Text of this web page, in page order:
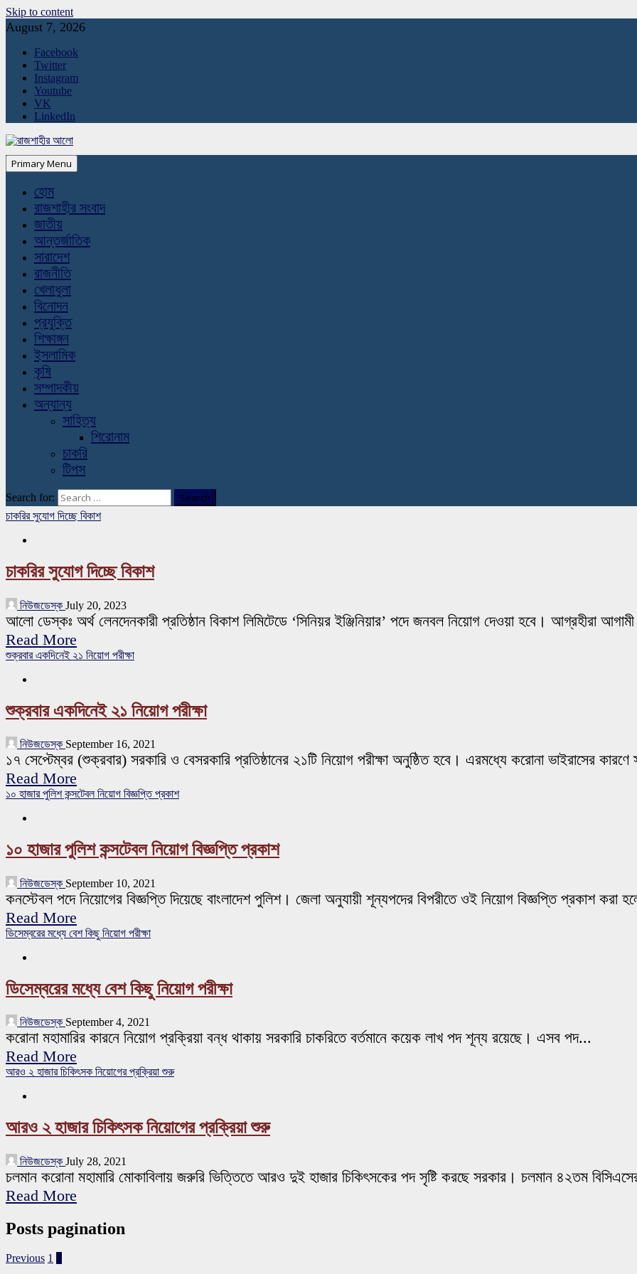
Skip to content
August 7, 2026
Facebook
Twitter
Instagram
Youtube
VK
LinkedIn
Primary Menu
হোম
রাজশাহীর সংবাদ
জাতীয়
আন্তর্জাতিক
সারাদেশ
রাজনীতি
খেলাধুলা
বিনোদন
প্রযুক্তি
শিক্ষাঙ্গন
ইসলামিক
কৃষি
সম্পাদকীয়
অন্যান্য
সাহিত্য
শিরোনাম
চাকরি
টিপস
Search for:
চাকরির সুযোগ দিচ্ছে বিকাশ
চাকরির সুযোগ দিচ্ছে বিকাশ
নিউজডেস্ক July 20, 2023
আলো ডেস্কঃ অর্থ লেনদেনকারী প্রতিষ্ঠান বিকাশ লিমিটেডে ‘সিনিয়র ইঞ্জিনিয়ার’ পদে জনবল নিয়োগ দেওয়া হবে। আগ্রহীরা
Read More
শুক্রবার একদিনেই ২১ নিয়োগ পরীক্ষা
শুক্রবার একদিনেই ২১ নিয়োগ পরীক্ষা
নিউজডেস্ক September 16, 2021
১৭ সেপ্টেম্বর (শুক্রবার) সরকারি ও বেসরকারি প্রতিষ্ঠানের ২১টি নিয়োগ পরীক্ষা অনুষ্ঠিত হবে। এরমধ্যে করোনা ভাইরাসের
Read More
১০ হাজার পুলিশ কন্সটেবল নিয়োগ বিজ্ঞপ্তি প্রকাশ
১০ হাজার পুলিশ কন্সটেবল নিয়োগ বিজ্ঞপ্তি প্রকাশ
নিউজডেস্ক September 10, 2021
কনস্টেবল পদে নিয়োগের বিজ্ঞপ্তি দিয়েছে বাংলাদেশ পুলিশ। জেলা অনুযায়ী শূন্যপদের বিপরীতে ওই নিয়োগ বিজ্ঞপ্তি প্রকাশ করা
Read More
ডিসেম্বরের মধ্যে বেশ কিছু নিয়োগ পরীক্ষা
ডিসেম্বরের মধ্যে বেশ কিছু নিয়োগ পরীক্ষা
নিউজডেস্ক September 4, 2021
করোনা মহামারির কারনে নিয়োগ প্রক্রিয়া বন্ধ থাকায় সরকারি চাকরিতে বর্তমানে কয়েক লাখ পদ শূন্য রয়েছে। এসব পদ...
Read More
আরও ২ হাজার চিকিৎসক নিয়োগের প্রক্রিয়া শুরু
আরও ২ হাজার চিকিৎসক নিয়োগের প্রক্রিয়া শুরু
নিউজডেস্ক July 28, 2021
চলমান করোনা মহামারি মোকাবিলায় জরুরি ভিত্তিতে আরও দুই হাজার চিকিৎসকের পদ সৃষ্টি করছে সরকার। চলমান ৪২তম
Read More
Posts pagination
Previous 1 2